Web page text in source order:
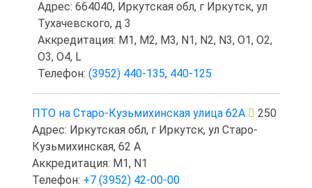
Адрес: 664040, Иркутская обл, г Иркутск, ул
Тухачевского, д 3
Аккредитация: M1, M2, M3, N1, N2, N3, O1, O2,
O3, O4, L
Телефон: (3952) 440-135, 440-125
ПТО на Старо-Кузьмихинская улица 62А
250
Адрес: Иркутская обл, г Иркутск, ул Старо-
Кузьмихинская, 62 А
Аккредитация: M1, N1
Телефон: +7 (3952) 42-00-00